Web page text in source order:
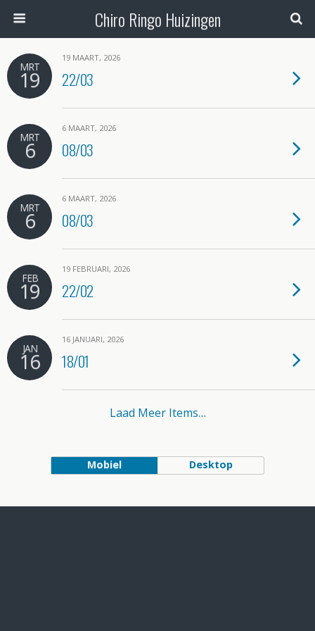
Chiro Ringo Huizingen
MRT
19
19 MAART, 2026
22/03
MRT
6
6 MAART, 2026
08/03
MRT
6
6 MAART, 2026
08/03
FEB
19
19 FEBRUARI, 2026
22/02
JAN
16
16 JANUARI, 2026
18/01
Laad Meer Items…
Mobiel Desktop